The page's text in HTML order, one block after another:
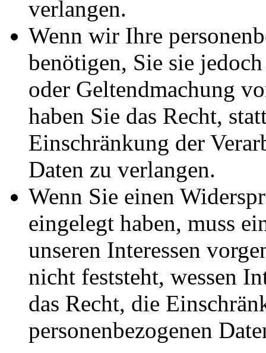
verlangen.
Wenn wir Ihre
benötigen, Sie sie
oder Geltendmachung
haben Sie das Recht,
Einschränkung der
Daten zu verlangen.
Wenn Sie einen
eingelegt haben, muss
unseren Interessen
nicht feststeht, wessen
das Recht, die
personenbezogenen